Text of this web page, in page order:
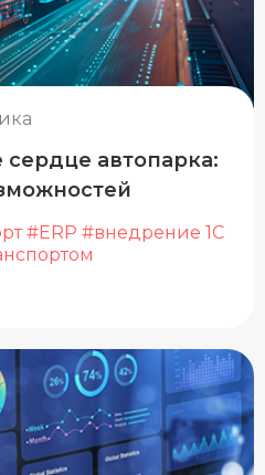
автопарка:
#ERP #внедрение 1С